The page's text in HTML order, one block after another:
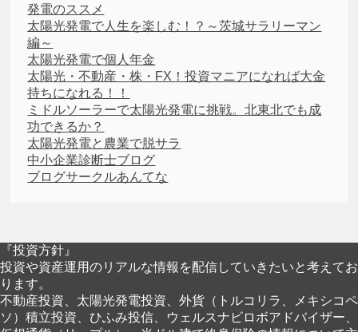
発電のススメ
太陽光発電で人生を楽しむ！？～茨城サラリーマン
編～
太陽光発電で個人年金
太陽光・不動産・株・FX！投資マニアになれば大金
持ちになれる！！
ミドルソーラーで太陽光発電に挑戦。北東北でも成
功できるか？
太陽光発電と農業で脱サラ
中小企業診断士ブログ
ブログサークルあんてな
『投資方針』
投資や資産運用のリアルな情報を配信していきたいと考えてお
ります。
不動産投資、太陽光発電投資、外貨（トルコリラ、メキシコペ
ソ）積立投資、ひふみ投信、ウェルスナビロボアドバイザー、